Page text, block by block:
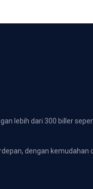
lebih dari 300 biller
dengan kemudahan